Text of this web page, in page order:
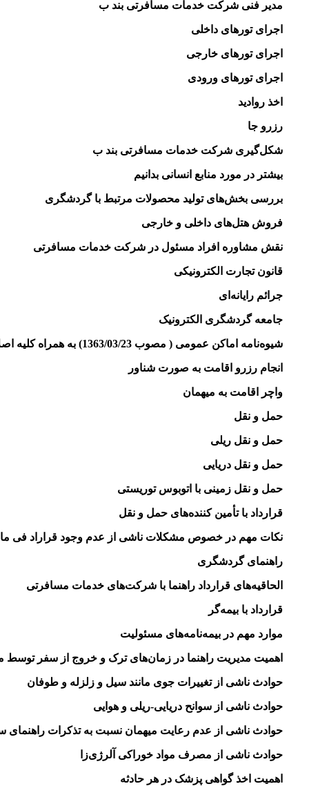
مدیر فنی شرکت خدمات مسافرتی بند ب
اجرای تورهای داخلی
اجرای تورهای خارجی
اجرای تورهای ورودی
اخذ روادید
رزرو جا
شکل‌گیری شرکت خدمات مسافرتی بند ب
بیشتر در مورد منابع انسانی بدانیم
بررسی بخش‌های تولید محصولات مرتبط با گردشگری
فروش هتل‌های داخلی و خارجی
نقش مشاوره افراد مسئول در شرکت خدمات مسافرتی
قانون تجارت الکترونیکی
جرائم رایانه‌ای
جامعه گردشگری الکترونیک
شیوه‌نامه اماکن عمومی ( مصوب 1363/03/23) به همراه کلیه اصلاحات بعدی
انجام رزرو اقامت به صورت شناور
واچر اقامت به میهمان
حمل و نقل
حمل و نقل ریلی
حمل و نقل دریایی
حمل و نقل زمینی با اتوبوس توریستی
قرارداد با تأمین کننده‌های حمل و نقل
نکات مهم در خصوص مشکلات ناشی از عدم وجود قراراد فی
راهنمای گردشگری
الحاقیه‌های قرارداد راهنما با شرکت‌های خدمات مسافرتی
قرارداد با بیمه‌گر
موارد مهم در بیمه‌نامه‌های مسئولیت
اهمیت مدیریت راهنما در زمان‌های ترک و خروج از سفر توسط
حوادث ناشی از تغییرات جوی مانند سیل و زلزله و طوفان
حوادث ناشی از سوانح دریایی-ریلی و هوایی
حوادث ناشی از عدم رعایت میهمان نسبت به تذکرات راهنمای
حوادث ناشی از مصرف مواد خوراکی آلرژی‌زا
اهمیت اخذ گواهی پزشک در هر حادثه